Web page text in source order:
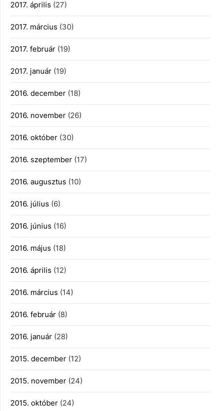
2017. április (27)
2017. március (30)
2017. február (19)
2017. január (19)
2016. december (18)
2016. november (26)
2016. október (30)
2016. szeptember (17)
2016. augusztus (10)
2016. július (6)
2016. június (16)
2016. május (18)
2016. április (12)
2016. március (14)
2016. február (8)
2016. január (28)
2015. december (12)
2015. november (24)
2015. október (24)